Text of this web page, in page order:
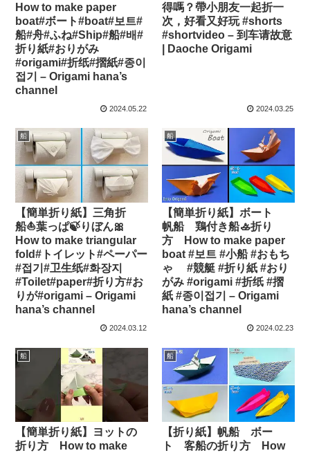
How to make paper
boat#ボート#boat#보트#
船#舟#ふね#Ship#船#배#
折り紙#おりがみ
#origami#折纸#摺紙#종이
접기 – Origami hana’s
channel
2024.05.22
得嗎？帶小朋友一起折一
次，好看又好玩 #shorts
#shortvideo – 到车请故意
| Daoche Origami
2024.03.25
船
【簡単折り紙】三角折
船⛵葉っぱ🍃りぼん🎀
How to make triangular
fold#トイレット#ペーパー
#접기#卫生纸#화장지
#Toilet#paper#折り方#お
りが#origami – Origami
hana’s channel
2024.03.12
船
【簡単折り紙】ボート
帆船 鶏付き船🚣折り
方 How to make paper
boat #보트 #小船 #おもち
ゃ #競艇 #折り紙 #おり
がみ #origami #折纸 #摺
紙 #종이접기 – Origami
hana’s channel
2024.02.23
船
【簡単折り紙】ヨットの
折り方 How to make
船
【折り紙】帆船 ボー
ト 客船の折り方 How